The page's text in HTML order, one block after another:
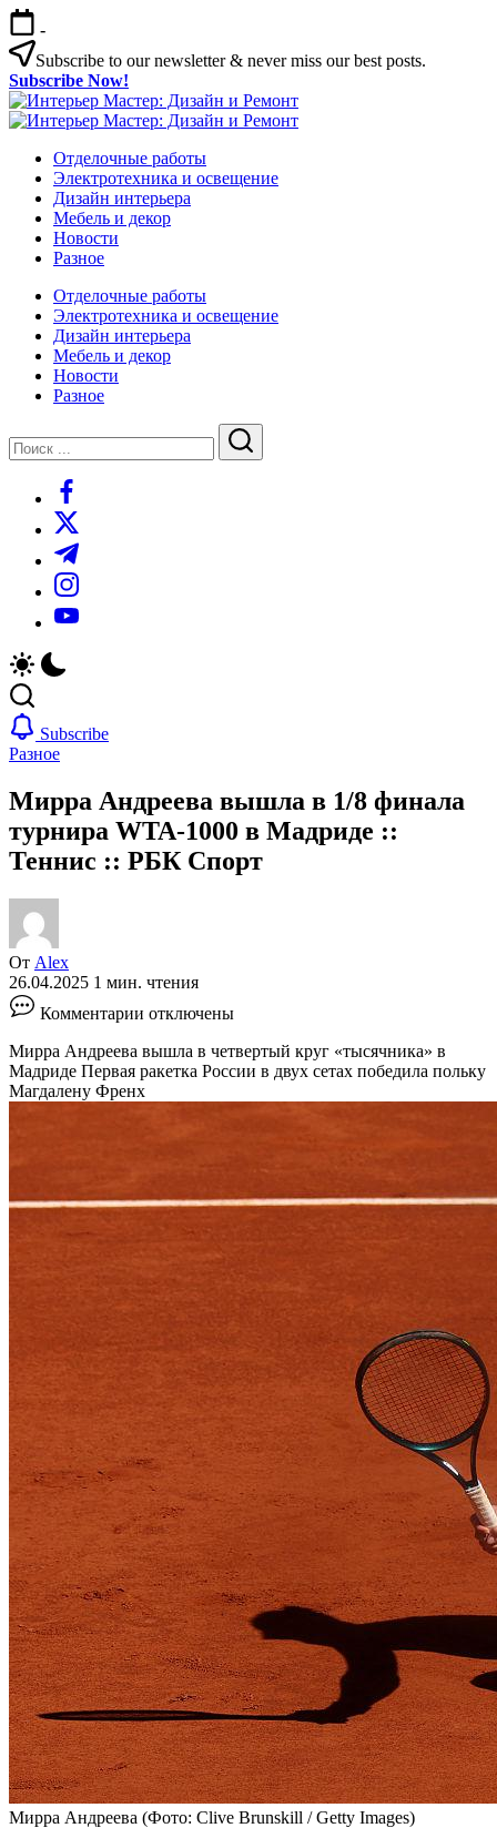
Перейти
к
содержимому
-
Subscribe to our newsletter & never miss our best posts.
Subscribe Now!
Интерьер
Мастер:
Интерьер
Дизайн
Ремонт
Интерьер
Мастер:
Дизайн
Ремонт
Отделочные работы
Электротехника и освещение
Дизайн интерьера
Мебель и декор
Новости
Разное
Отделочные работы
Электротехника и освещение
Дизайн интерьера
Мебель и декор
Новости
Разное
Поиск
Поиск
https://www.facebook.com/
https://twitter.com/
https://t.me/
https://www.instagram.com/
https://youtube.com/
Subscribe
Разное
Мирра Андреева вышла в 1/8 финала
турнира WTA-1000 в Мадриде ::
Теннис :: РБК Спорт
От Alex
26.04.2025 1 мин. чтения
Комментарии записи
Андреева
вышла
в
финала
турнира
1000
Мадриде
Теннис
РБК
Спорт
отключены
Мирра Андреева вышла в четвертый круг «тысячника» в
Мадриде Первая ракетка России в двух сетах победила польку
Магдалену Френх
Мирра Андреева (Фото: Clive Brunskill / Getty Images)